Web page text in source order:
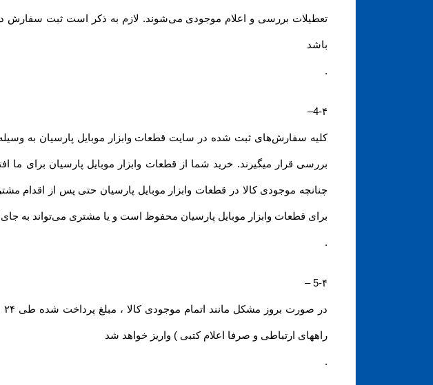
تعطیلات بررسی و اعلام موجودی می‌‏شوند. لازم به ذکر است ثبت سفارش
باشد
.
4-۴–
کلیه سفارش‌‏های ثبت شده در سایت قطعات وابزار موبایل پارسیان به
بررسی قرار میگیرند. خرید شما از قطعات وابزار موبایل پارسیان برای
چنانچه موجودی کالا در قطعات وابزار موبایل پارسیان حتی پس از
برای قطعات وابزار موبایل پارسیان محفوظ است و یا مشتری می‏‌تواند به
.
5-۴–
راههای ارتباطی و صرفا اعلام کتبی ) واریز خواهد شد
.